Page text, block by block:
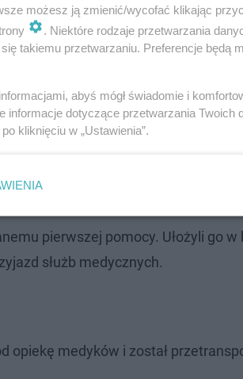
się na oblodzonym chodniku, upadł
pierwszej pomocy. Ułożyli go w
służb medycznych.
opiekę medyków i został
możesz ją zmienić/wycofać klikając
. Niektóre rodzaje przetwarzania
takiemu przetwarzaniu. Preferencje będą
abyś mógł świadomie i
informacje dotyczące przetwarzania Twoich
kliknięciu w „Ustawienia”.